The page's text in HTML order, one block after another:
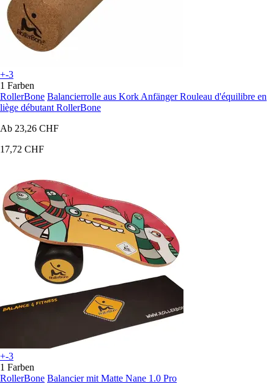
+-3
1 Farben
RollerBone Balancierrolle aus Kork Anfänger Rouleau d'équilibre en
liège débutant RollerBone
Ab 23,26 CHF
17,72 CHF
+-3
1 Farben
RollerBone Balancier mit Matte Nane 1.0 Pro